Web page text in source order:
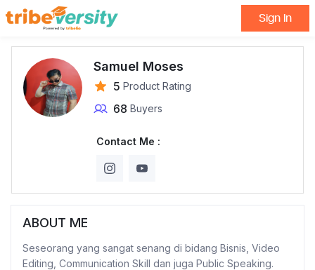
Sign In
Samuel Moses
5 Product Rating
68 Buyers
Contact Me :
ABOUT ME
Seseorang yang sangat senang di bidang Bisnis, Video
Editing, Communication Skill dan juga Public Speaking.